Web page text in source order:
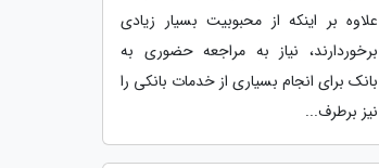
علاوه بر اینکه از محبوبیت بسیار زیادی
برخوردارند، نیاز به مراجعه حضوری به
بانک برای انجام بسیاری از خدمات بانکی را
نیز برطرف...